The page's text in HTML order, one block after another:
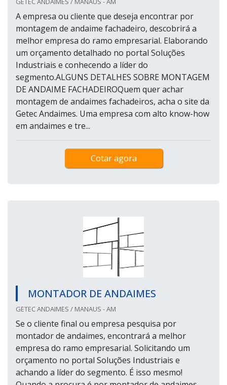
A empresa ou cliente que deseja encontrar por
montagem de andaime fachadeiro, descobrirá a
melhor empresa do ramo empresarial. Elaborando
um orçamento detalhado no portal Soluções
Industriais e conhecendo a líder do
segmento.ALGUNS DETALHES SOBRE MONTAGEM
DE ANDAIME FACHADEIROQuem quer achar
montagem de andaimes fachadeiros, acha o site da
Getec Andaimes. Uma empresa com alto know-how
em andaimes e tre...
Cotar agora
MONTADOR DE ANDAIMES
GETEC ANDAIMES / MANAUS - AM
Se o cliente final ou empresa pesquisa por
montador de andaimes, encontrará a melhor
empresa do ramo empresarial. Solicitando um
orçamento no portal Soluções Industriais e
achando a líder do segmento. É isso mesmo!